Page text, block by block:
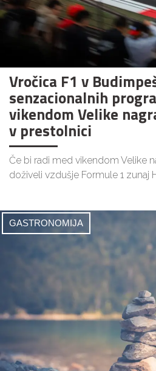
Vročica F1 v
senzacionalnih
vikendom Velike
v prestolnici
Če bi radi med vikendom Velike
doživeli vzdušje Formule 1 zunaj
GASTRONOMIJA